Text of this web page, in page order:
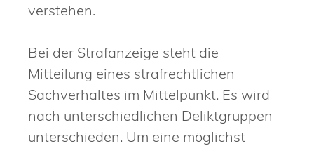
verstehen.
Bei der Strafanzeige steht die
Mitteilung eines strafrechtlichen
Sachverhaltes im Mittelpunkt. Es wird
nach unterschiedlichen Deliktgruppen
unterschieden. Um eine möglichst